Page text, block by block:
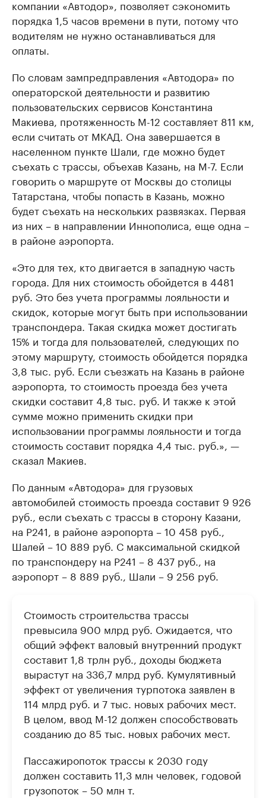
компании «Автодор», позволяет сэкономить
порядка 1,5 часов времени в пути, потому что
водителям не нужно останавливаться для
оплаты.
По словам зампредправления «Автодора» по
операторской деятельности и развитию
пользовательских сервисов Константина
Макиева, протяженность М-12 составляет 811 км,
если считать от МКАД. Она завершается в
населенном пункте Шали, где можно будет
съехать с трассы, объехав Казань, на М-7. Если
говорить о маршруте от Москвы до столицы
Татарстана, чтобы попасть в Казань, можно
будет съехать на нескольких развязках. Первая
из них – в направлении Иннополиса, еще одна –
в районе аэропорта.
«Это для тех, кто двигается в западную часть
города. Для них стоимость обойдется в 4481
руб. Это без учета программы лояльности и
скидок, которые могут быть при использовании
транспондера. Такая скидка может достигать
15% и тогда для пользователей, следующих по
этому маршруту, стоимость обойдется порядка
3,8 тыс. руб. Если съезжать на Казань в районе
аэропорта, то стоимость проезда без учета
скидки составит 4,8 тыс. руб. И также к этой
сумме можно применить скидки при
использовании программы лояльности и тогда
стоимость составит порядка 4,4 тыс. руб.», —
сказал Макиев.
По данным «Автодора» для грузовых
автомобилей стоимость проезда составит 9 926
руб., если съехать с трассы в сторону Казани,
на Р241, в районе аэропорта – 10 458 руб.,
Шалей – 10 889 руб. С максимальной скидкой
по транспондеру на Р241 – 8 437 руб., на
аэропорт – 8 889 руб., Шали – 9 256 руб.
Стоимость строительства трассы
превысила 900 млрд руб. Ожидается, что
общий эффект валовый внутренний продукт
составит 1,8 трлн руб., доходы бюджета
вырастут на 336,7 млрд руб. Кумулятивный
эффект от увеличения турпотока заявлен в
114 млрд руб. и 7 тыс. новых рабочих мест.
В целом, ввод М-12 должен способствовать
созданию до 85 тыс. новых рабочих мест.
Пассажиропоток трассы к 2030 году
должен составить 11,3 млн человек, годовой
грузопоток – 50 млн т.